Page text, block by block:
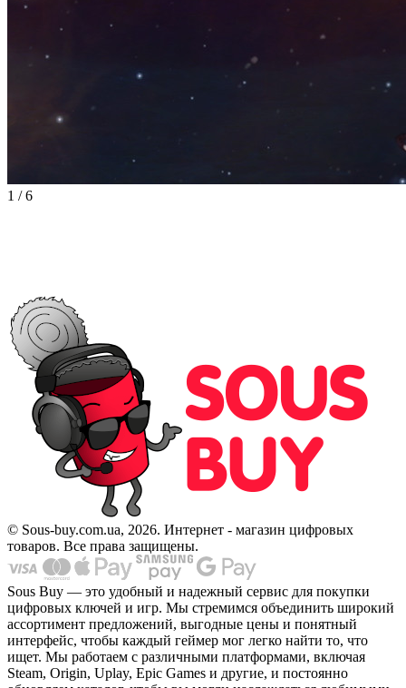
1 /6
© Sous-buy.com.ua, 2026. Интернет - магазин цифровых
товаров. Все права защищены.
Sous Buy — это удобный и надежный сервис для покупки
цифровых ключей и игр. Мы стремимся объединить широкий
ассортимент предложений, выгодные цены и понятный
интерфейс, чтобы каждый геймер мог легко найти то, что
ищет. Мы работаем с различными платформами, включая
Steam, Origin, Uplay, Epic Games и другие, и постоянно